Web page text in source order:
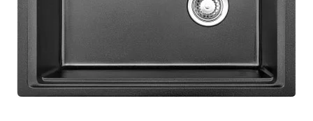
Варильні поверхні